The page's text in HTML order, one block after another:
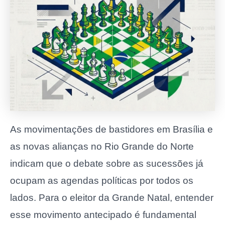
As movimentações de bastidores em Brasília e
as novas alianças no Rio Grande do Norte
indicam que o debate sobre as sucessões já
ocupam as agendas políticas por todos os
lados. Para o eleitor da Grande Natal, entender
esse movimento antecipado é fundamental